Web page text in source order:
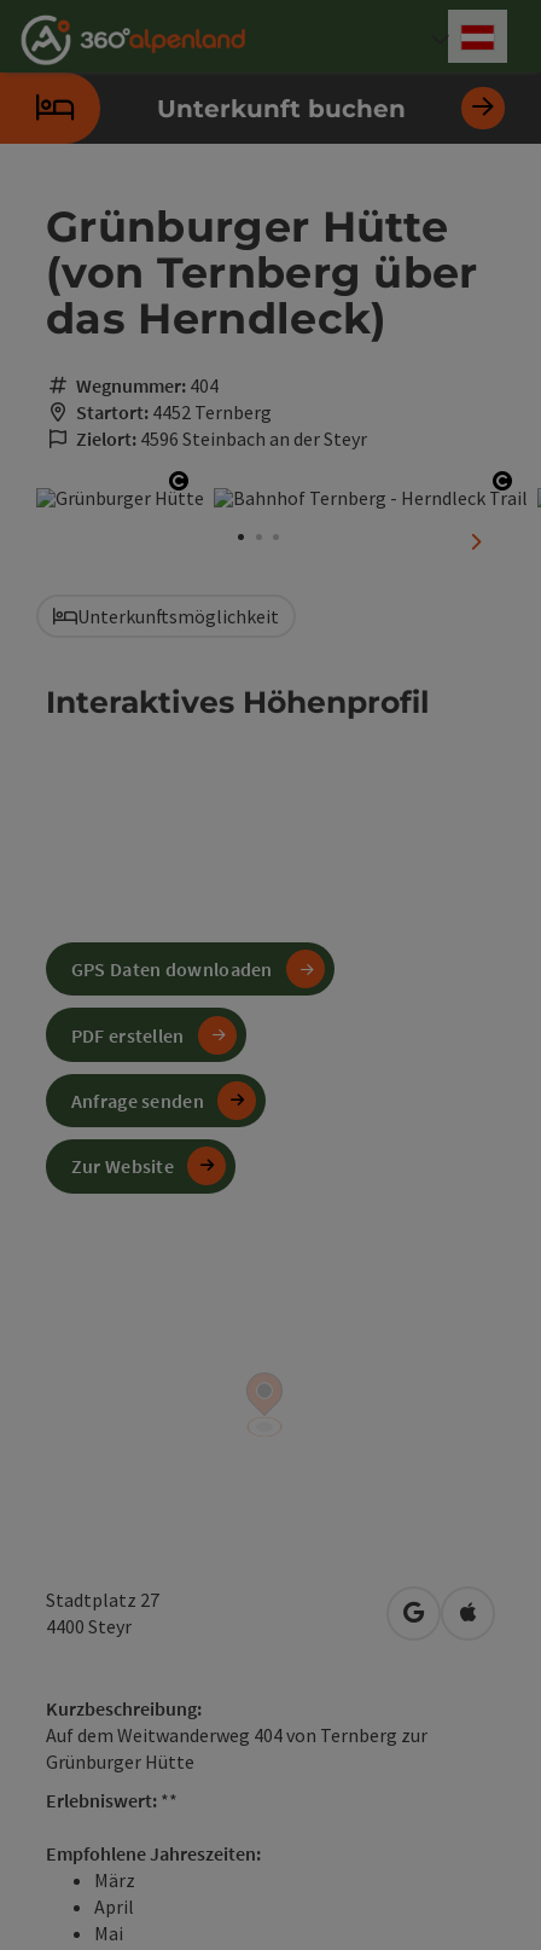
Zum Inhalt
Zur Navigation
Zum Seitenanfang
Zur Kontaktseite
Zur Suche
Zum Impressum
Zu den Hinweisen zur Bedienung der Website
Zur Startseite
Unterkunft buchen
Grünburger Hütte
(von Ternberg über
das Herndleck)
Wegnummer: 404
Startort: 4452 Ternberg
Zielort: 4596 Steinbach an der Steyr
Copyright öffnen
Unterkunftsmöglichkeit
Stadtplatz 27
4400 Steyr in Google
in
Kurzbeschreibung:
Auf dem Weitwanderweg 404 von Ternberg zur
Grünburger Hütte
Erlebniswert: **
Empfohlene Jahreszeiten:
März
April
Mai
Interaktives Höhenprofil
GPS Daten downloaden
PDF erstellen
Anfrage senden
Zur Website